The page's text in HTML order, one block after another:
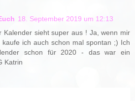
18. September 2019 um 12:13
Kalender sieht super aus ! Ja, wenn mir
ich auch schon mal spontan ;) Ich
schon für 2020 - das war ein
Katrin